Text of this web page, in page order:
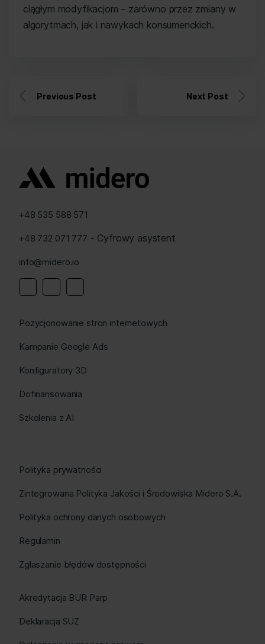
ciągłym modyfikacjom – zarówno przez zmiany w
algorytmach, jak i nawykach konsumenckich.
Previous Post Next Post
+48 535 588 571
+48 732 071 777 - Cyfrowy asystent
info@midero.io
Pozycjonowanie stron internetowych
Kampanie Google Ads
Konfiguratory 3D
Dofinansowania
Szkolenia z AI
Polityka prywatności
Zintegrowana Polityka Jakości i Środowiska Midero S.A.
Polityka ochrony danych osobowych
Regulamin
Zgłaszanie błędów dostępności
Akredytacja BUR Parp
Deklaracja SUZ